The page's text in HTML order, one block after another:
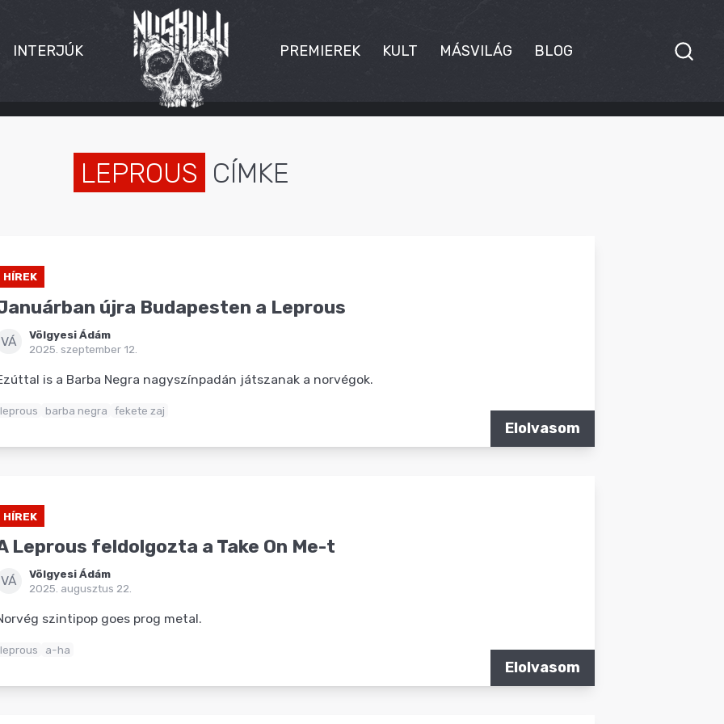
INTERJÚK PREMIEREK KULT MÁSVILÁG BLOG
LEPROUS CÍMKE
HÍREK
újra Budapesten a Leprous
VÁ
Völgyesi Ádám
2025. szeptember 12.
is a Barba Negra nagyszínpadán játszanak a norvégok.
leprous barba negra fekete zaj
Elolvasom
HÍREK
Leprous feldolgozta a Take On Me-t
VÁ
Völgyesi Ádám
2025. augusztus 22.
szintipop goes prog metal.
leprous a-ha
Elolvasom